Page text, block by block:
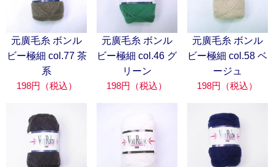
元廣毛糸 ボンル
ビー極細 col.77 茶
系
198円（税込）
元廣毛糸 ボンル
ビー極細 col.46 グ
リーン
198円（税込）
元廣毛糸 ボンル
ビー極細 col.58 ベ
ージュ
198円（税込）